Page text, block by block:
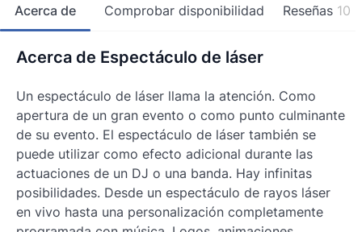
Acerca de Comprobar disponibilidad Reseñas 10
Acerca de Espectáculo de láser
Un espectáculo de láser llama la atención. Como
apertura de un gran evento o como punto culminante
de su evento. El espectáculo de láser también se
puede utilizar como efecto adicional durante las
actuaciones de un DJ o una banda. Hay infinitas
posibilidades. Desde un espectáculo de rayos láser
en vivo hasta una personalización completamente